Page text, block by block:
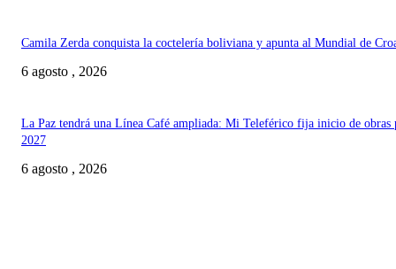
Camila Zerda conquista la coctelería boliviana y apunta al Mundial de
6 agosto , 2026
La Paz tendrá una Línea Café ampliada: Mi Teleférico fija inicio de obras
2027
6 agosto , 2026